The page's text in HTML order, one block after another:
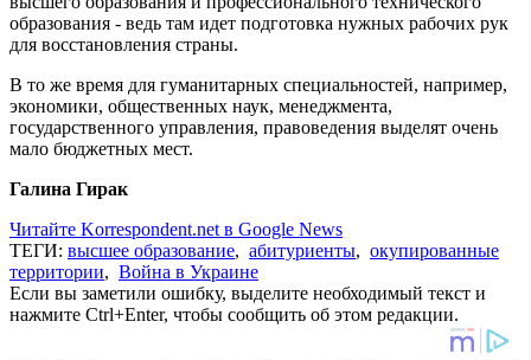
образования - ведь там идет подготовка нужных рабочих рук
для восстановления страны.
В то же время для гуманитарных специальностей, например,
экономики, общественных наук, менеджмента,
государственного управления, правоведения выделят очень
мало бюджетных мест.
Галина Гирак
Читайте Korrespondent.net в Google News
ТЕГИ: высшее образование, абитуриенты, окупированные
территории, Война в Украине
Если вы заметили ошибку, выделите необходимый текст и
нажмите Ctrl+Enter, чтобы сообщить об этом редакции.